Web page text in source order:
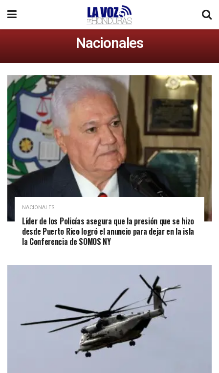
Nacionales
NACIONALES
Líder de los Policías asegura que la presión que se hizo
desde Puerto Rico logró el anuncio para dejar en la isla
la Conferencia de SOMOS NY